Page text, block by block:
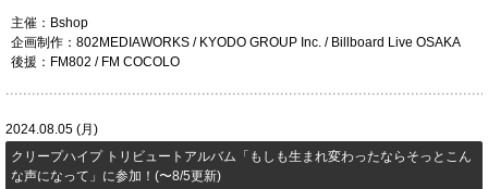
主催：Bshop
企画制作：802MEDIAWORKS / KYODO GROUP Inc. / Billboard Live OSAKA
後援：FM802 / FM COCOLO
2024.08.05 (月)
クリープハイプ トリビュートアルバム「もしも生まれ変わったならそっとこん
な声になって」に参加！(〜8/5更新)